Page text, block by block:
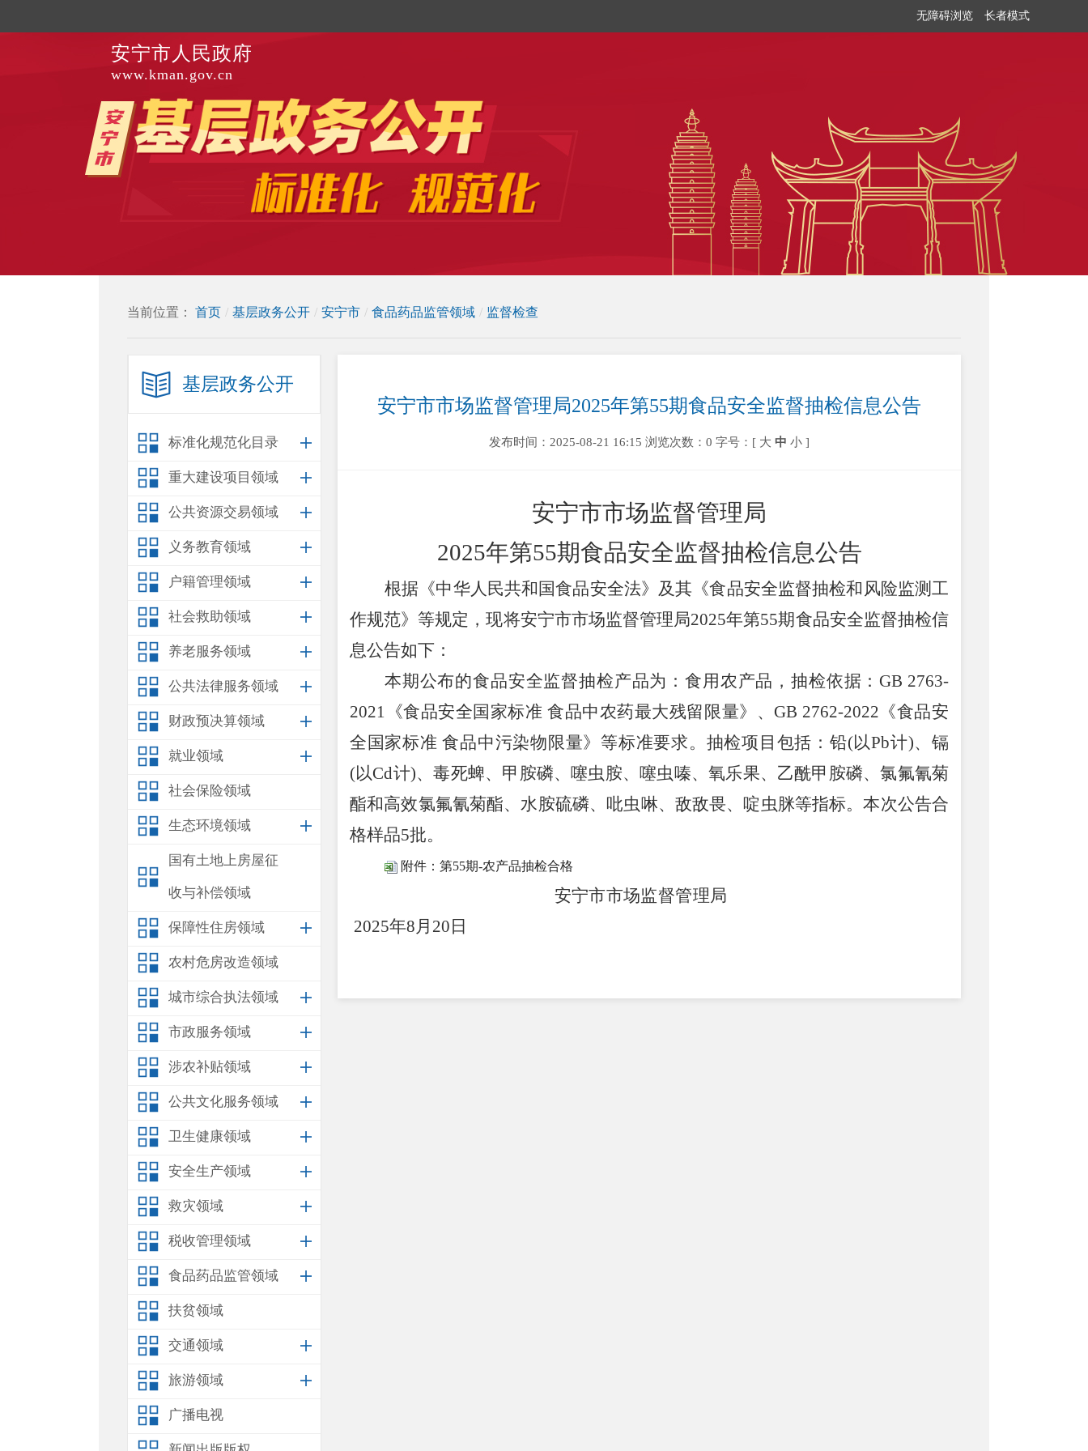
无障碍浏览 长者模式
安宁市人民政府
www.kman.gov.cn
当前位置： 首页 / 基层政务公开 / 安宁市 / 食品药品监管领域 / 监督检查
基层政务公开
标准化规范化目录
重大建设项目领域
公共资源交易领域
义务教育领域
户籍管理领域
社会救助领域
养老服务领域
公共法律服务领域
财政预决算领域
就业领域
社会保险领域
生态环境领域
国有土地上房屋征
收与补偿领域
保障性住房领域
农村危房改造领域
城市综合执法领域
市政服务领域
涉农补贴领域
公共文化服务领域
卫生健康领域
安全生产领域
救灾领域
税收管理领域
食品药品监管领域
扶贫领域
交通领域
旅游领域
广播电视
安宁市市场监督管理局2025年第55期食品安全监督抽检信息公告
发布时间：2025-08-21 16:15 浏览次数：0 字号：[ 大 中 小 ]
安宁市市场监督管理局
2025年第55期食品安全监督抽检信息公告
根据《中华人民共和国食品安全法》及其《食品安全监督抽检和风险监测工
作规范》等规定，现将安宁市市场监督管理局2025年第55期食品安全监督抽检信
息公告如下：
本期公布的食品安全监督抽检产品为：食用农产品，抽检依据： GB 2763-
2021 《食品安全国家标准 食品中农药最大残留限量》、 GB 2762-2022 《食品安
全国家标准 食品中污染物限量》等标准要求。抽检项目包括：铅(以Pb计)、镉
(以Cd计)、毒死蜱、甲胺磷、噻虫胺、噻虫嗪、氧乐果、乙酰甲胺磷、氯氟氰菊
酯和高效氯氟氰菊酯、水胺硫磷、吡虫啉、敌敌畏、啶虫脒等指标。本次公告合
格样品5批。
附件：第55期-农产品抽检合格
安宁市市场监督管理局
2025年8月 20 日